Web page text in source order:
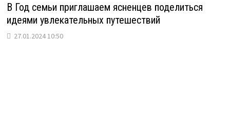
В Год семьи приглашаем ясненцев поделиться
идеями увлекательных путешествий
27.01.2024 10:50